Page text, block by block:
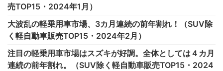
売TOP15・2024年1月）
大波乱の軽乗用車市場、3カ月連続の前年割れ！（SUV除
く軽自動車販売TOP15・2024年2月）
注目の軽乗用車市場はスズキが好調。全体としては４カ月
連続の前年割れ。（SUV除く軽自動車販売TOP15・2024